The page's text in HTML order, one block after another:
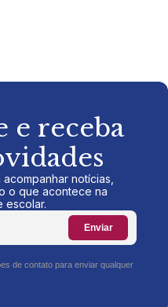
e receba
notícias,
o que acontece na
escolar.
Enviar
de contato para enviar qualquer